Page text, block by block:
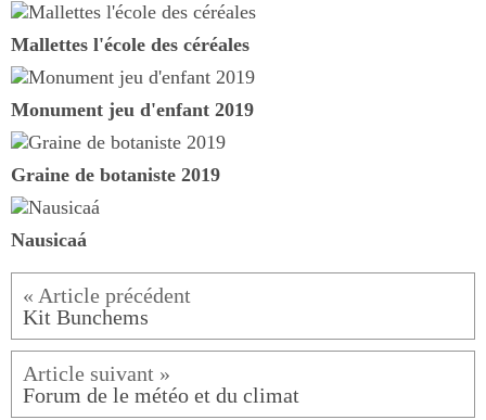
Mallettes l'école des céréales
Monument jeu d'enfant 2019
Graine de botaniste 2019
Nausicaá
Kit Bunchems
Forum de le météo et du climat